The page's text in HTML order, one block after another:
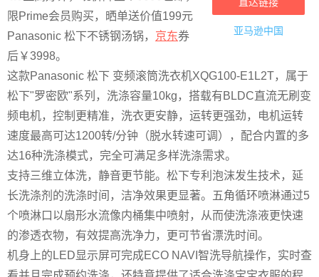
亚马逊中国
限Prime会员购买，晒单送价值199元
Panasonic 松下不锈钢汤锅， 京东券
后￥3998。
这款Panasonic 松下 变频滚筒洗衣机XQG100-E1L2T，属于
松下"罗密欧"系列，洗涤容量10kg，搭载有BLDC直流无刷变
频电机，控制更精准，洗衣更安静，运转更强劲，电机运转
速度最高可达1200转/分钟（脱水转速可调），配合内置的多
达16种洗涤模式，完全可满足多样洗涤需求。
支持三维立体洗，静音更节能。松下专利泡沫发生技术，延
长洗涤剂的洗涤时间，洁净效果更显著。五角循环喷淋通过5
个喷淋口以扇形水流像内桶集中喷射，从而使洗涤液更快速
的渗透衣物，有效提高洗净力，更可节省漂洗时间。
机身上的LED显示屏可完成ECO NAVI智洗导航操作，实时查